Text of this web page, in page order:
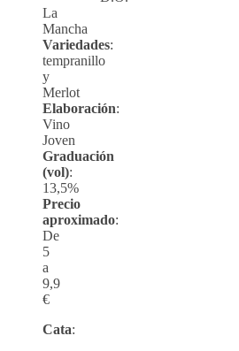
La
Mancha
Variedades:
tempranillo
y
Merlot
Elaboración:
Vino
Joven
Graduación
(vol):
13,5%
Precio
aproximado:
De
5
a
9,9
€
Cata: